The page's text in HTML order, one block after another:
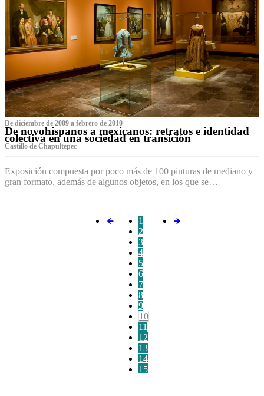
De diciembre de 2009 a febrero de 2010
De novohispanos a mexicanos: retratos e identidad
colectiva en una sociedad en transición
Castillo de Chapultepec
Exposición compuesta por poco más de 100 pinturas de mediano y
gran formato, además de algunos objetos, en los que se…
1
2
3
4
5
6
7
8
9
10
11
12
13
14
15